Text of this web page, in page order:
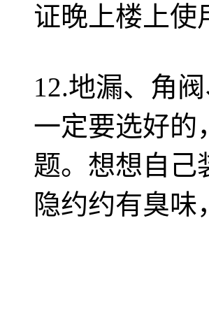
证晚上楼上使
12.地漏、角
一定要选好的
题。想想自己
隐约约有臭味